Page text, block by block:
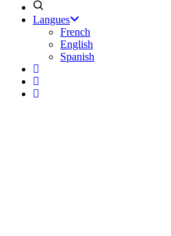
Langues
French
English
Spanish